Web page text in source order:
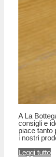
A La
consigli e
piace tanto
i nostri
Leggi tutto